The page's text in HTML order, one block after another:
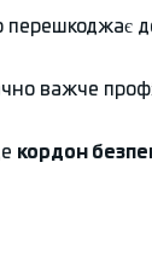
важче
кордон